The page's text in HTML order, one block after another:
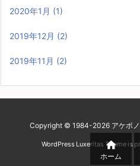
2020年1月 (1)
2019年12月 (2)
2019年11月 (2)
Copyright © 1984-2026 アケボ
WordPress Luxeritas Theme is

ホーム